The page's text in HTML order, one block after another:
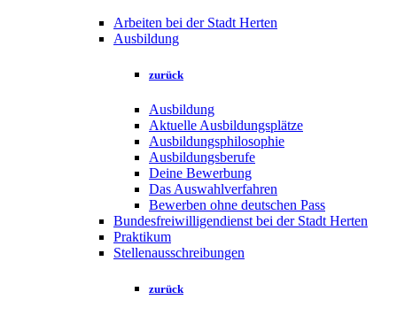
Arbeiten bei der Stadt Herten
Ausbildung
zurück
Ausbildung
Aktuelle Ausbildungsplätze
Ausbildungsphilosophie
Ausbildungsberufe
Deine Bewerbung
Das Auswahlverfahren
Bewerben ohne deutschen Pass
Bundesfreiwilligendienst bei der Stadt Herten
Praktikum
Stellenausschreibungen
zurück